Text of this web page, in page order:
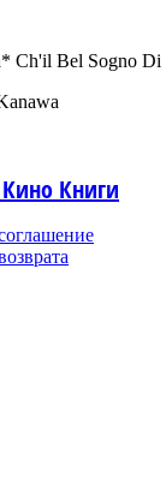
Ch'il Bel Sogno Di
Книги